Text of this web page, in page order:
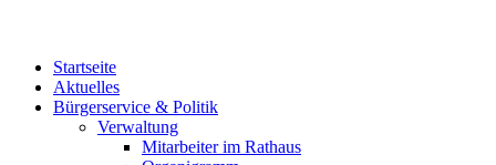
Startseite
Aktuelles
Bürgerservice & Politik
Verwaltung
Mitarbeiter im Rathaus